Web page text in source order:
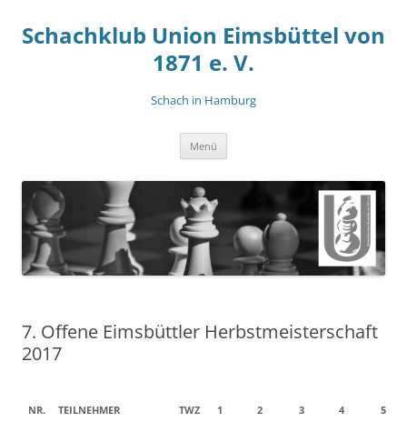
springen
Schachklub Union Eimsbüttel von
1871 e. V.
Schach in Hamburg
Menü
7. Offene Eimsbüttler Herbstmeisterschaft
2017
NR. TEILNEHMER TWZ 1 2 3 4 5